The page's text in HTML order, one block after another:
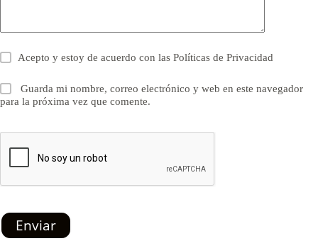
Acepto y estoy de acuerdo con lasPolíticas de Privacidad
Guarda mi nombre, correo electrónico y web en este navegador
para la próxima vez que comente.
Enviar